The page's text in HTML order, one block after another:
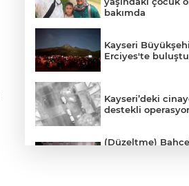
bakımda
Kayseri
Erciyes'te
Kayseri’deki
destekli
(Düzeltme)